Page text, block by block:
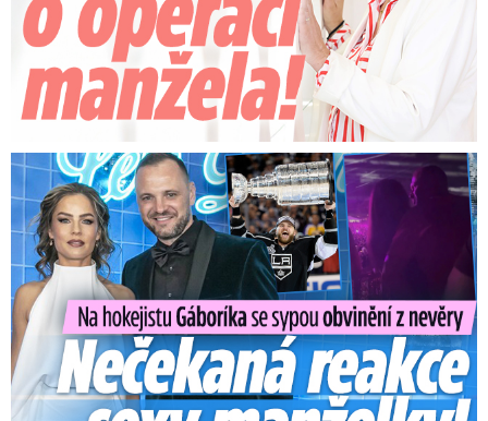
Na Gáboríka se sypou obvinění z nevěry: Reakce manželky!